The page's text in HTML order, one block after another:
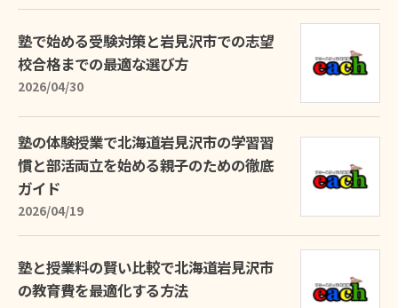
塾で始める受験対策と岩見沢市での志望
校合格までの最適な選び方
2026/04/30
塾の体験授業で北海道岩見沢市の学習習
慣と部活両立を始める親子のための徹底
ガイド
2026/04/19
塾と授業料の賢い比較で北海道岩見沢市
の教育費を最適化する方法